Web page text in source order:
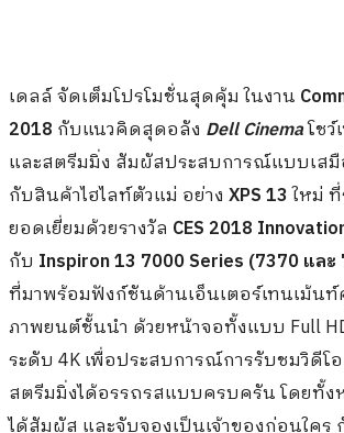
เดลล์ จัดเต็มโปรโมชั่นสุดคุ้ม ในงาน
2018 กับแนวคิดสุดอลัง Dell Cinemaโชว์
และสตรีมมิ่ง สัมผัสประสบการณ์แบบเส
กับสินค้าไฮไลท์ตัวแม่ อย่าง XPS 13ใหม่
ยอดเยี่ยมด้วยรางวัล CES 2018
กับ Inspiron 13 7000 Series (7370 แล
ที่มาพร้อมฟังก์ชันด้านเอ็นเตอร์เทนเม้น
ภาพยนต์ชั้นนำ ด้วยหน้าจอทั้งแบบ Full
ระดับ 4K เพื่อประสบการณ์การรับชมวิดี
สตรีมมิ่งได้อรรถรสแบบครบครัน โดยทั้